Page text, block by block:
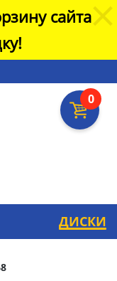
сайта
0
ДИСКИ